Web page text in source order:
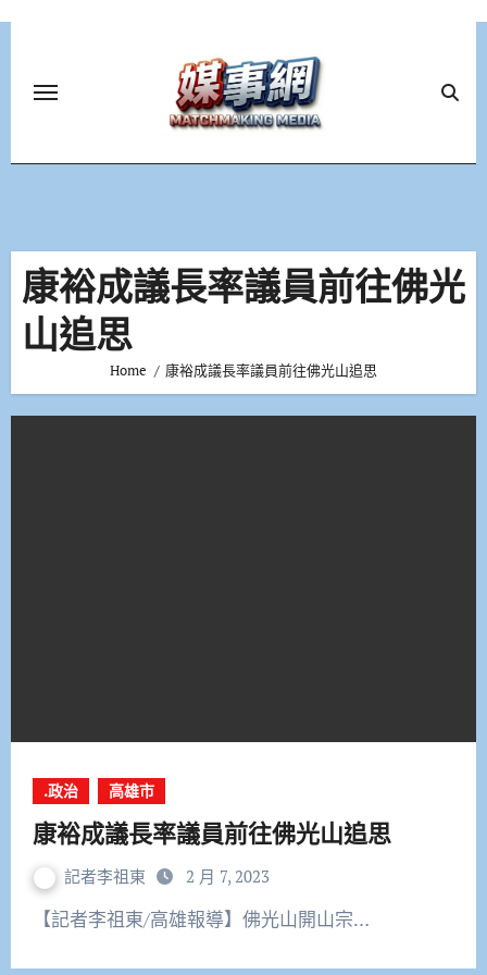
康裕成議長率議員前往佛光
山追思
Home 康裕成議長率議員前往佛光山追思
.政治 高雄市
康裕成議長率議員前往佛光山追思
記者李祖東 2 月 7, 2023
【記者李祖東/高雄報導】佛光山開山宗…